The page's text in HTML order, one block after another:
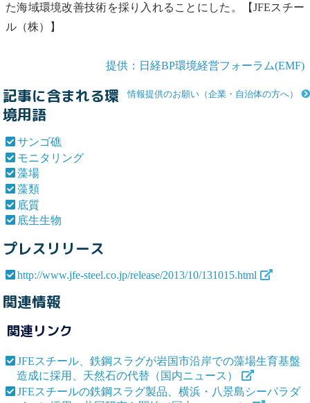
た海域環境改善技術を採り入れることにした。【JFEスチー
ル（株）】
提供：日経BP環境経営フォーラム(EMF)
情報提供のお願い（企業・自治体の方へ）
記事に含まれる環
境用語
サンゴ礁
モニタリング
藻場
藻類
底質
底生生物
プレスリリース
http://www.jfe-steel.co.jp/release/2013/10/131015.html
関連情報
関連リンク
JFEスチール、鉄鋼スラグが岩国市沿岸での藻場生育基盤
造成に採用、天然石の代替（国内ニュース）
JFEスチールの鉄鋼スラグ製品、横浜・八景島シーパラダ